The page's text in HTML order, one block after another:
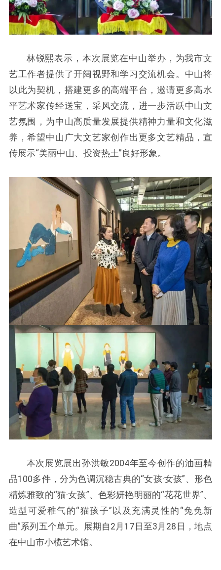
林锐熙表示，本次展览在中山举办，为我市文
艺工作者提供了开阔视野和学习交流机会。中山将
以此为契机，搭建更多的高端平台，邀请更多高水
平艺术家传经送宝，采风交流，进一步活跃中山文
艺氛围，为中山高质量发展提供精神力量和文化滋
养，希望中山广大文艺家创作出更多文艺精品，宣
传展示“美丽中山、投资热土”良好形象。
本次展览展出孙洪敏2004年至今创作的油画精
品100多件，分为色调沉稳古典的“女孩·女孩”、形色
精炼雅致的“猫·女孩”、色彩妍艳明丽的“花花世界”、
造型可爱稚气的“猫孩子”以及充满灵性的“兔兔新
曲”系列五个单元。展期自2月17日至3月28日，地点
在中山市小榄艺术馆。